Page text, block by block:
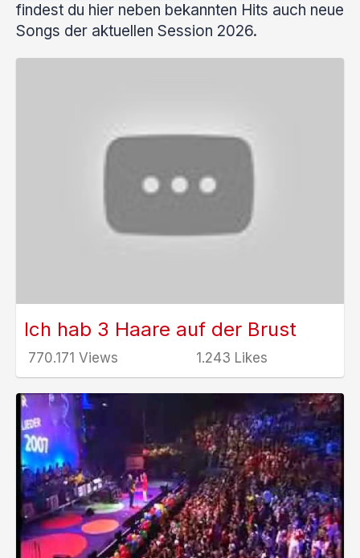
findest du hier neben bekannten Hits auch neue
Songs der aktuellen Session 2026.
Ich hab 3 Haare auf der Brust
770.171 Views 1.243 Likes